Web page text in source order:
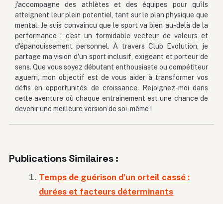
j'accompagne des athlètes et des équipes pour qu'ils
atteignent leur plein potentiel, tant sur le plan physique que
mental. Je suis convaincu que le sport va bien au-delà de la
performance : c'est un formidable vecteur de valeurs et
d'épanouissement personnel. À travers Club Evolution, je
partage ma vision d'un sport inclusif, exigeant et porteur de
sens. Que vous soyez débutant enthousiaste ou compétiteur
aguerri, mon objectif est de vous aider à transformer vos
défis en opportunités de croissance. Rejoignez-moi dans
cette aventure où chaque entraînement est une chance de
devenir une meilleure version de soi-même !
Publications Similaires :
Temps de guérison d’un orteil cassé :
durées et facteurs déterminants